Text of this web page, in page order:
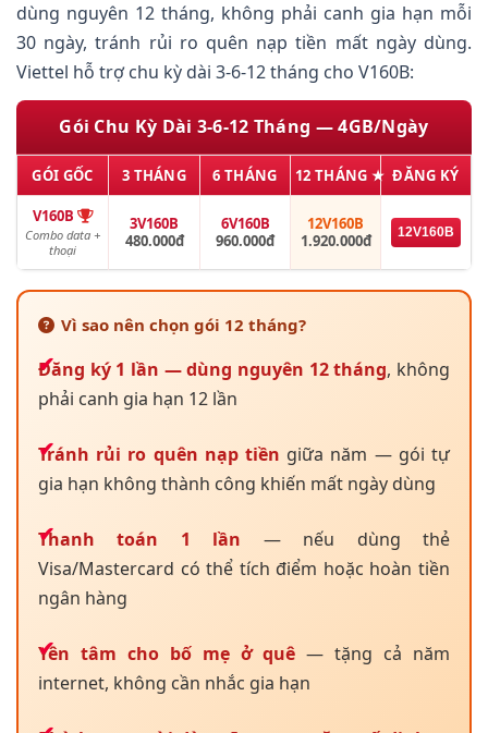
dùng nguyên 12 tháng, không phải canh gia hạn mỗi
30 ngày, tránh rủi ro quên nạp tiền mất ngày dùng.
Viettel hỗ trợ chu kỳ dài 3-6-12 tháng cho V160B:
Gói Chu Kỳ Dài 3-6-12 Tháng — 4GB/Ngày
GÓI GỐC 3 THÁNG 6 THÁNG 12 THÁNG ★ ĐĂNG KÝ
V160B
Combo data +
thoại
3V160B
480.000đ
6V160B
960.000đ
12V160B
1.920.000đ
12V160B
Vì sao nên chọn gói 12 tháng?
Đăng ký 1 lần — dùng nguyên 12 tháng, không
phải canh gia hạn 12 lần
Tránh rủi ro quên nạp tiền giữa năm — gói tự
gia hạn không thành công khiến mất ngày dùng
Thanh toán 1 lần — nếu dùng thẻ
Visa/Mastercard có thể tích điểm hoặc hoàn tiền
ngân hàng
Yên tâm cho bố mẹ ở quê — tặng cả năm
internet, không cần nhắc gia hạn